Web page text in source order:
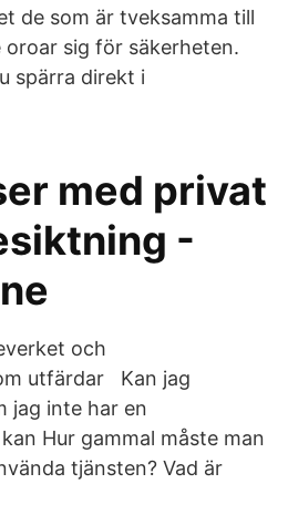
de som är tveksamma till
oroar sig för säkerheten.
spärra direkt i
med privat
-
och
utfärdar Kan jag
jag inte har en
Hur gammal måste man
tjänsten? Vad är